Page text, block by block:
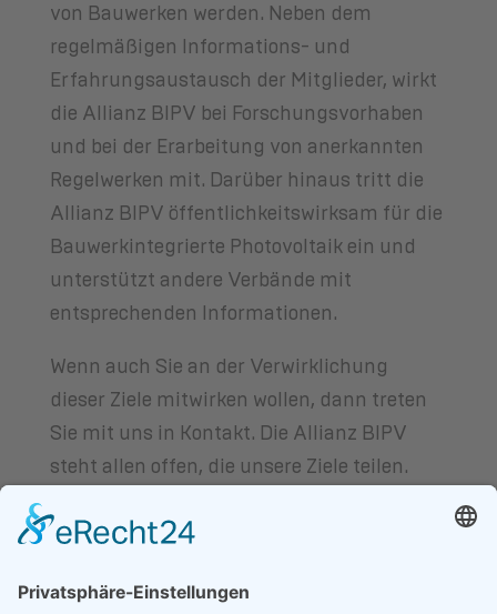
von Bauwerken werden. Neben dem
regelmäßigen Informations- und
Erfahrungsaustausch der Mitglieder, wirkt
die Allianz BIPV bei Forschungsvorhaben
und bei der Erarbeitung von anerkannten
Regelwerken mit. Darüber hinaus tritt die
Allianz BIPV öffentlichkeitswirksam für die
Bauwerkintegrierte Photovoltaik ein und
unterstützt andere Verbände mit
entsprechenden Informationen.
Wenn auch Sie an der Verwirklichung
dieser Ziele mitwirken wollen, dann treten
Sie mit uns in Kontakt. Die Allianz BIPV
steht allen offen, die unsere Ziele teilen.
Categories